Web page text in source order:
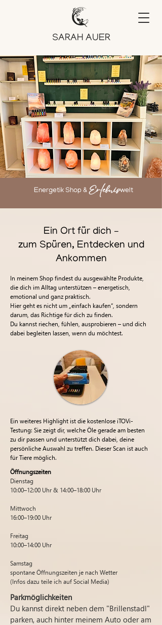
SARAH AUER
Energetik Shop & Erlebniswelt
Ein Ort für dich –
zum Spüren, Entdecken und
Ankommen
In meinem Shop findest du ausgewählte Produkte,
die dich im Alltag unterstützen – energetisch,
emotional und ganz praktisch.
Hier geht es nicht um „einfach kaufen“, sondern
darum, das Richtige für dich zu finden.
Du kannst riechen, fühlen, ausprobieren – und dich
dabei begleiten lassen, wenn du möchtest.
Ein weiteres Highlight ist die kostenlose iTOVi-
Testung: Sie zeigt dir, welche Öle gerade am besten
zu dir passen und unterstützt dich dabei, deine
persönliche Auswahl zu treffen. Dieser Scan ist auch
für Tiere möglich.
Öffnungszeiten
Dienstag
10:00–12:00 Uhr & 14:00–18:00 Uhr
Mittwoch
16:00–19:00 Uhr
Freitag
10:00–14:00 Uhr
Samstag
spontane Öffnungszeiten je nach Wetter
(Infos dazu teile ich auf Social Media)
Parkmöglichkeiten
Du kannst direkt neben dem "Brillenstadl"
parken, auch hinter meinem Auto oder am